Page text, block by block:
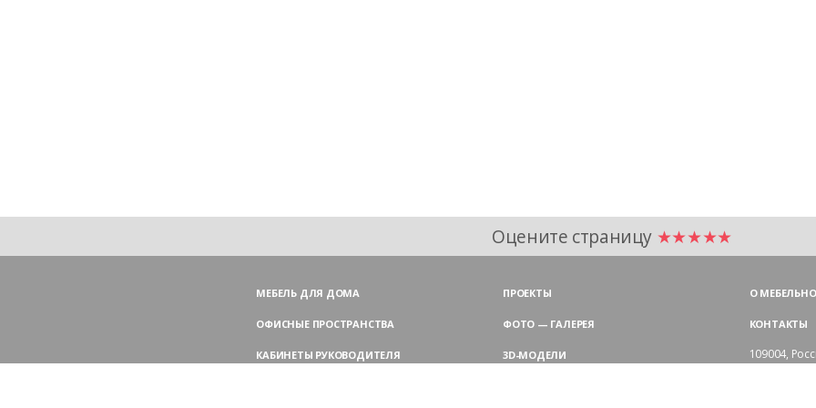
Оцените страницу ★★★★★
МЕБЕЛЬ ДЛЯ ДОМА
ОФИСНЫЕ ПРОСТРАНСТВА
КАБИНЕТЫ РУКОВОДИТЕЛЯ
ПРОЕКТЫ
ФОТО — ГАЛЕРЕЯ
3D-МОДЕЛИ
О
КОНТАКТЫ
109004,